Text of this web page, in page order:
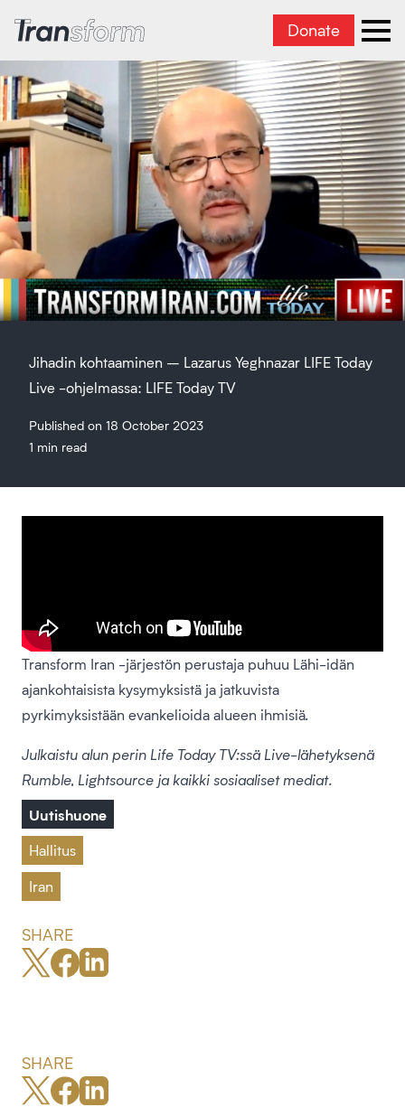
Transform Iran Donate
Jihadin kohtaaminen – Lazarus Yeghnazar LIFE Today
Live -ohjelmassa: LIFE Today TV
Published on 18 October 2023
1 min read
Transform Iran -järjestön perustaja puhuu Lähi-idän
ajankohtaisista kysymyksistä ja jatkuvista
pyrkimyksistään evankelioida alueen ihmisiä.
Julkaistu alun perin Life Today TV:ssä Live-lähetyksenä
Rumble, Lightsource ja kaikki sosiaaliset mediat.
Uutishuone
Hallitus
Iran
SHARE
SHARE